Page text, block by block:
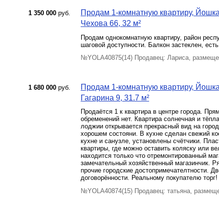
1 350 000 руб.
Продам 1-комнатную квартиру,
Чехова 66, 32 м²
Продам однокомнатную квартиру, район
шаговой доступности. Балкон застеклен,
№YOLA40875(14) Продавец: Лариса,
1 680 000 руб.
Продам 1-комнатную квартиру,
Гагарина 9, 31.7 м²
Продаётся 1 к квартира в центре города.
обременений нет. Квартира солнечная и
лоджии открывается прекрасный вид на
хорошем состояни. В кухне сделан свежий
кухне и санузле, установлены счётчики.
квартиры, где можно оставить коляску или
находится только что отремонтированный
замечательный хозяйственный
прочие городские достопримечателтности.
договорённости. Реальному покупателю торг!
№YOLA40874(15) Продавец: татьяна,